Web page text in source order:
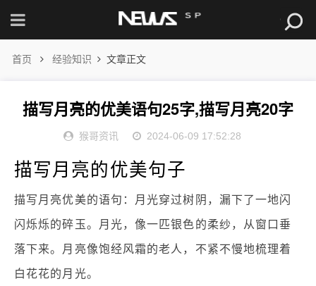
首页 经验知识 文章正文
描写月亮的优美语句25字,描写月亮20字
猴哥资讯 2024-06-09 17:52:28
描写月亮的优美句子
描写月亮优美的语句：月光穿过树阴，漏下了一地闪
闪烁烁的碎玉。月光，像一匹银色的柔纱，从窗口垂
落下来。月亮像饱经风霜的老人，不紧不慢地梳理着
白花花的月光。